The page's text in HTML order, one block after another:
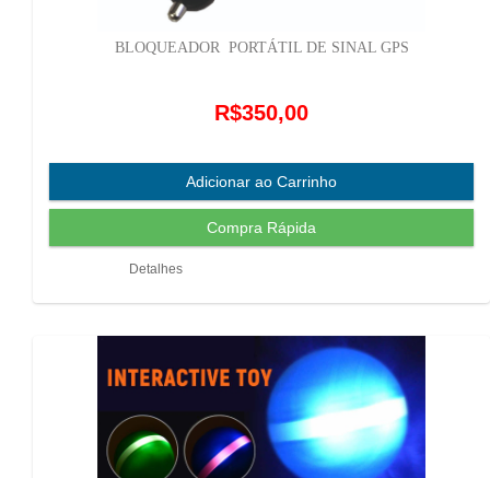
BLOQUEADOR PORTÁTIL DE SINAL GPS
R$350,00
Detalhes